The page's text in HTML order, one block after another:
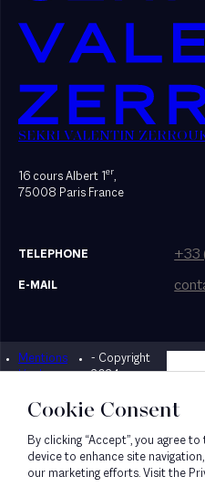
SEKRI VALENTIN
16 cours Albert 1er,
75008 Paris France
TELEPHONE +33
E-MAIL
Mentions
légales
- Copyright
2024
Cookie Consent
By clicking “Accept”, you agree
device to enhance site
our marketing efforts. Visit the